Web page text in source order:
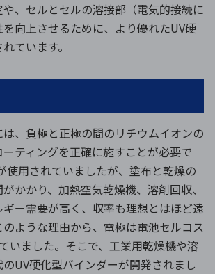
、セルとセルの溶接部（電気的接続に
向上させるために、より優れたUV硬
ています。
、負極と正極の間のリチウムイオンの
ティングを正確に施すことが必要で
使用されていましたが、塗布と乾燥の
かかり、加熱空気乾燥機、溶剤回収、
ー需要が高く、収率も理想とはほど遠
ような理由から、電極は電池セルコス
いました。そこで、工業用乾燥機や溶
UV硬化型バインダーが開発されまし